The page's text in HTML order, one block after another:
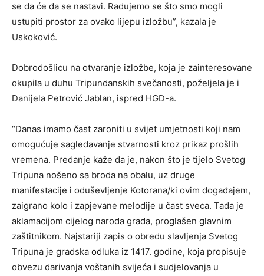
se da će da se nastavi. Radujemo se što smo mogli
ustupiti prostor za ovako lijepu izložbu”, kazala je
Uskoković.
Dobrodošlicu na otvaranje izložbe, koja je zainteresovane
okupila u duhu Tripundanskih svečanosti, poželjela je i
Danijela Petrović Jablan, ispred HGD-a.
“Danas imamo čast zaroniti u svijet umjetnosti koji nam
omogućuje sagledavanje stvarnosti kroz prikaz prošlih
vremena. Predanje kaže da je, nakon što je tijelo Svetog
Tripuna nošeno sa broda na obalu, uz druge
manifestacije i oduševljenje Kotorana/ki ovim događajem,
zaigrano kolo i zapjevane melodije u čast sveca. Tada je
aklamacijom cijelog naroda grada, proglašen glavnim
zaštitnikom. Najstariji zapis o obredu slavljenja Svetog
Tripuna je gradska odluka iz 1417. godine, koja propisuje
obvezu darivanja voštanih svijeća i sudjelovanja u